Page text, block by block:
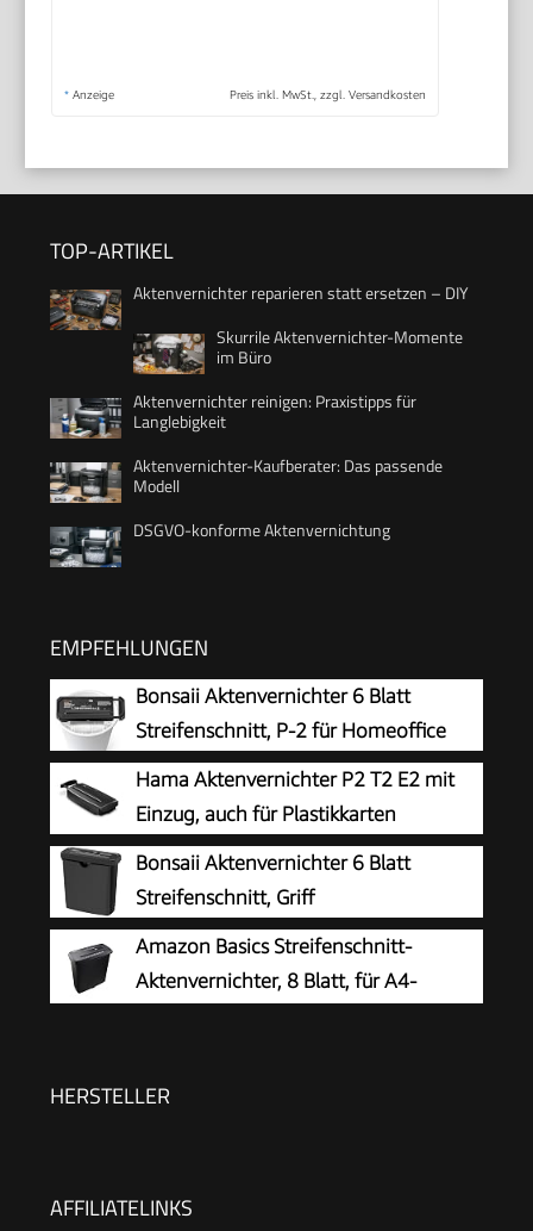
* Anzeige Preis inkl. MwSt., zzgl. Versandkosten
TOP-ARTIKEL
Aktenvernichter reparieren statt ersetzen – DIY
Skurrile Aktenvernichter-Momente
im Büro
Aktenvernichter reinigen: Praxistipps für
Langlebigkeit
Aktenvernichter-Kaufberater: Das passende
Modell
DSGVO-konforme Aktenvernichtung
EMPFEHLUNGEN
Bonsaii Aktenvernichter 6 Blatt
Streifenschnitt, P-2 für Homeoffice
Hama Aktenvernichter P2 T2 E2 mit
Einzug, auch für Plastikkarten
Bonsaii Aktenvernichter 6 Blatt
Streifenschnitt, Griff
Amazon Basics Streifenschnitt-
Aktenvernichter, 8 Blatt, für A4-
HERSTELLER
AFFILIATELINKS